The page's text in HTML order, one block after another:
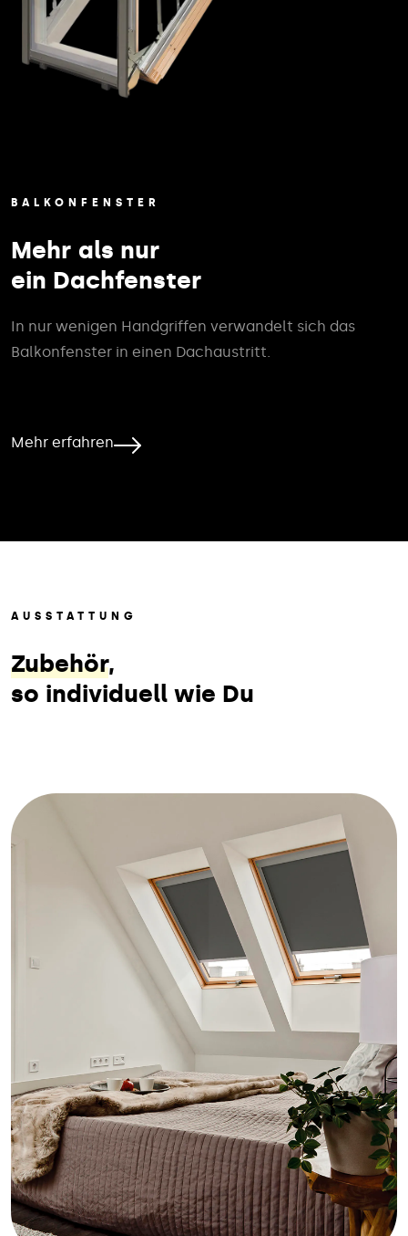
BALKONFENSTER
Mehr als nur
ein Dachfenster
In nur wenigen Handgriffen verwandelt sich das
Balkonfenster in einen Dachaustritt.
Mehr erfahren
AUSSTATTUNG
Zubehör,
so individuell wie Du